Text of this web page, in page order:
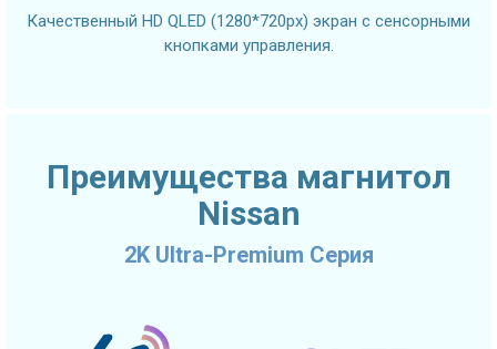
Качественный HD QLED (1280*720px) экран с сенсорными
кнопками управления.
Преимущества магнитол
Nissan
2K Ultra-Premium Серия